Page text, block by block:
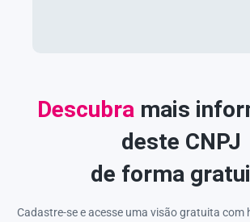
Descubra mais
deste CNPJ
de forma
Cadastre-se e acesse uma visão gratuita com